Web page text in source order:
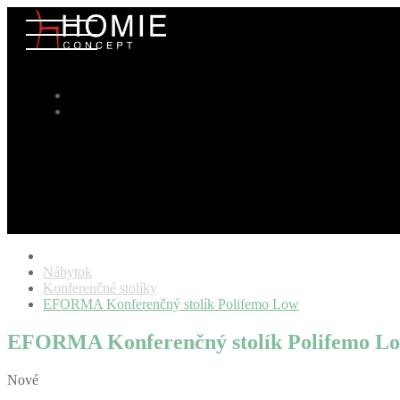
Nábytok
Konferenčné stolíky
EFORMA Konferenčný stolík Polifemo Low
EFORMA Konferenčný stolík Polifemo
Nové